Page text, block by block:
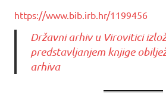
https://www.bib.irb.hr/1199456
Državni arhiv u Virovitici
predstavljanjem knjige
arhiva